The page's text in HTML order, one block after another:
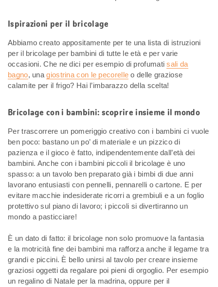
Ispirazioni per il bricolage
Abbiamo creato appositamente per te una lista di istruzioni
per il bricolage per bambini di tutte le età e per varie
occasioni. Che ne dici per esempio di profumatisali da
bagno, unagiostrina con le pecorelle o delle graziose
calamite per il frigo? Hai l’imbarazzo della scelta!
Bricolage con i bambini: scoprire insieme il mondo
Per trascorrere un pomeriggio creativo con i bambini ci vuole
ben poco: bastano un po’ di materiale e un pizzico di
pazienza e il gioco è fatto, indipendentemente dall’età dei
bambini. Anche con i bambini piccoli il bricolage è uno
spasso: a un tavolo ben preparato già i bimbi di due anni
lavorano entusiasti con pennelli, pennarelli o cartone. E per
evitare macchie indesiderate ricorri a grembiuli e a un foglio
protettivo sul piano di lavoro; i piccoli si divertiranno un
mondo a pasticciare!
È un dato di fatto: il bricolage non solo promuove la fantasia
e la motricità fine dei bambini ma rafforza anche il legame tra
grandi e piccini. È bello unirsi al tavolo per creare insieme
graziosi oggetti da regalare poi pieni di orgoglio. Per esempio
un regalino di Natale per la madrina, oppure per il